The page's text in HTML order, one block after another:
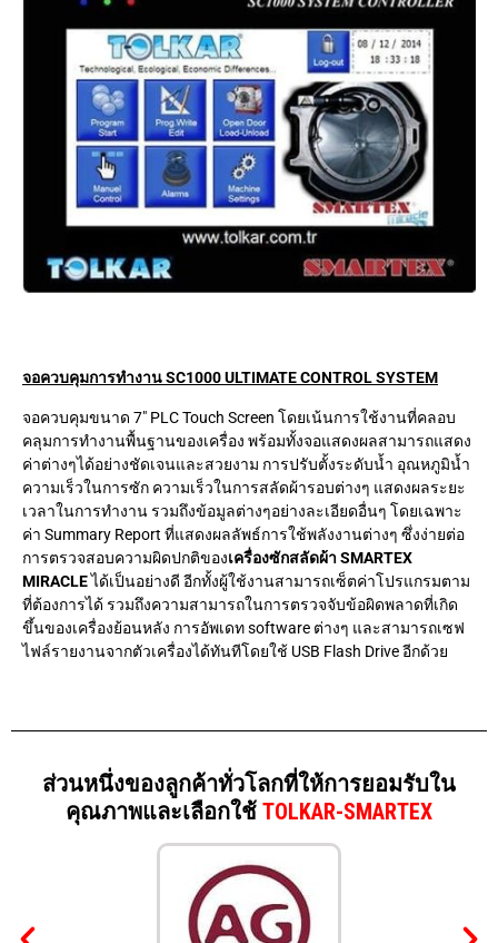
จอควบคุมการทำงาน SC1000 ULTIMATE CONTROL SYSTEM
จอควบคุมขนาด 7″ PLC Touch Screen โดยเน้นการใช้งานที่คลอบ
คลุมการทำงานพื้นฐานของเครื่อง พร้อมทั้งจอแสดงผลสามารถแสดง
ค่าต่างๆได้อย่างชัดเจนและสวยงาม การปรับตั้งระดับน้ำ อุณหภูมิน้ำ
ความเร็วในการซัก ความเร็วในการสลัดผ้ารอบต่างๆ แสดงผลระยะ
เวลาในการทำงาน รวมถึงข้อมูลต่างๆอย่างละเอียดอื่นๆ โดยเฉพาะ
ค่า Summary Report ที่แสดงผลลัพธ์การใช้พลังงานต่างๆ ซึ่งง่ายต่อ
การตรวจสอบความผิดปกติของเครื่องซักสลัดผ้า SMARTEX
MIRACLEได้เป็นอย่างดี อีกทั้งผู้ใช้งานสามารถเซ็ตค่าโปรแกรมตาม
ที่ต้องการได้ รวมถึงความสามารถในการตรวจจับข้อผิดพลาดที่เกิด
ขึ้นของเครื่องย้อนหลัง การอัพเดท software ต่างๆ และสามารถเซฟ
ไฟล์รายงานจากตัวเครื่องได้ทันทีโดยใช้ USB Flash Drive อีกด้วย
ส่วนหนึ่งของลูกค้าทั่วโลกที่ให้การยอมรับใน
คุณภาพและเลือกใช้ TOLKAR-SMARTEX